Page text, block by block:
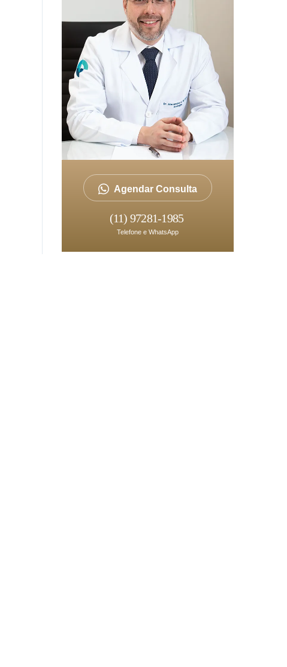
Agendar Consulta
(11) 97281-1985
Telefone e WhatsApp